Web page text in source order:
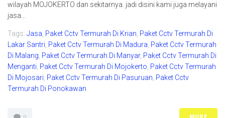
wilayah MOJOKERTO dan sekitarnya. jadi disini kami juga melayani
jasa...
Tags: Jasa Paket Cctv Termurah Di Krian Paket Cctv Termurah Di
Lakar Santri Paket Cctv Termurah Di Madura Paket Cctv Termurah
Di Malang Paket Cctv Termurah Di Manyar, Paket Cctv Termurah Di
Menganti Paket Cctv Termurah Di Mojokerto Paket Cctv Termurah
Di Mojosari Paket Cctv Termurah Di Pasuruan Paket Cctv
Termurah Di Ponokawan